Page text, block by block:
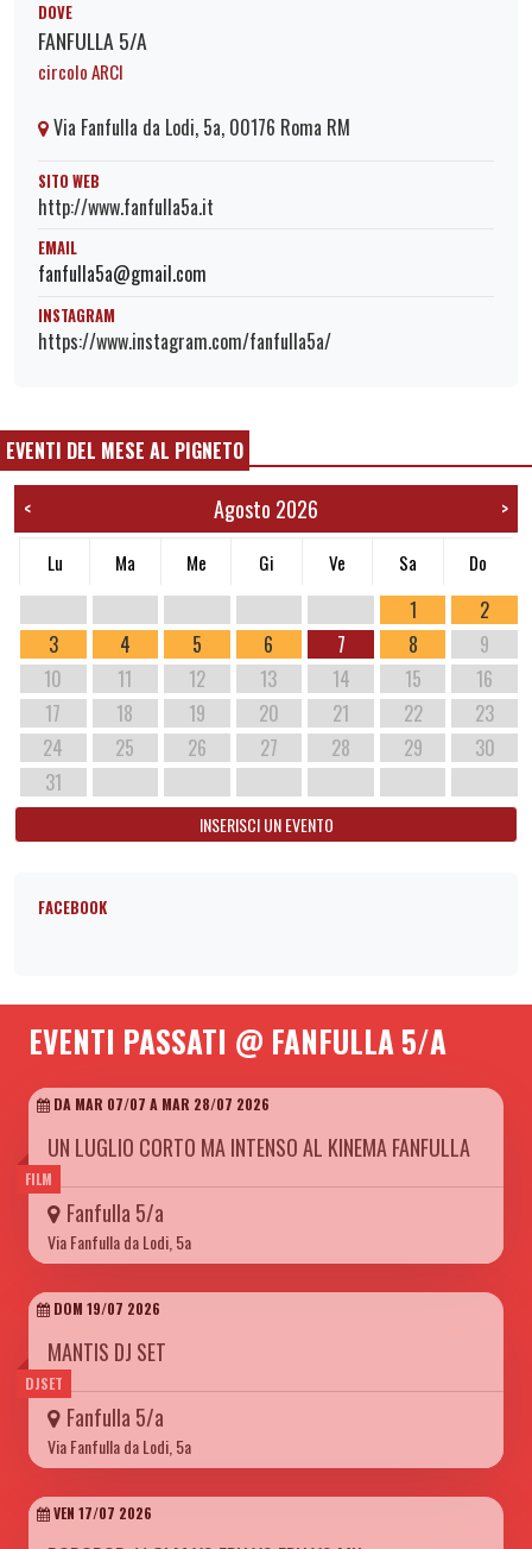
DOVE
FANFULLA 5/A
circolo ARCI
Via Fanfulla da Lodi, 5a, 00176 Roma RM
SITO WEB
http://www.fanfulla5a.it
EMAIL
fanfulla5a@gmail.com
INSTAGRAM
https://www.instagram.com/fanfulla5a/
EVENTI DEL MESE AL PIGNETO
< Agosto 2026 >
Lu Ma Me Gi Ve Sa Do
1
2
3
4 5 6 7 8
9
10
11 12 13 14 15
16
17
18 19 20 21 22
23
24
25 26 27 28 29
30
31
INSERISCI UN EVENTO
FACEBOOK
EVENTI PASSATI @ FANFULLA 5/A
FILM
DA MAR 07/07 A MAR 28/07 2026
UN LUGLIO CORTO MA INTENSO AL KINEMA FANFULLA
Fanfulla 5/a
Via Fanfulla da Lodi, 5a
DJSET
DOM 19/07 2026
MANTIS DJ SET
Fanfulla 5/a
Via Fanfulla da Lodi, 5a
VEN 17/07 2026